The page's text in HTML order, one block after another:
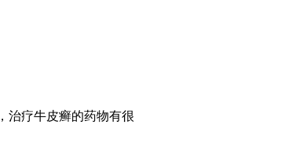
治疗牛皮癣的药物有很